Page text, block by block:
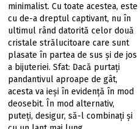
minimalist. Cu toate acestea, este
cu de-a dreptul captivant, nu în
ultimul rând datorită celor două
cristale strălucitoare care sunt
plasate în partea de sus și de jos
a bijuteriei. Sfat: Dacă purtați
pandantivul aproape de gât,
acesta va ieși în evidență în mod
deosebit. În mod alternativ,
puteți, desigur, să-l combinați și